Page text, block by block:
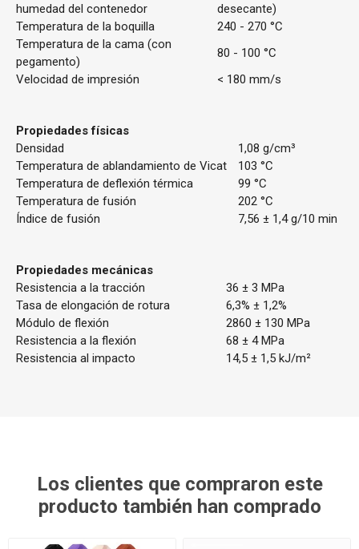
humedad del contenedor
desecante)
Temperatura de la boquilla
240 - 270 °C
Temperatura de la cama (con
pegamento)
80 - 100 °C
Velocidad de impresión
< 180 mm/s
Propiedades físicas
Densidad
1,08 g/cm³
Temperatura de ablandamiento de Vicat
103 °C
Temperatura de deflexión térmica
99 °C
Temperatura de fusión
202 °C
Índice de fusión
7,56 ± 1,4 g/10 min
Propiedades mecánicas
Resistencia a la tracción
36 ± 3 MPa
Tasa de elongación de rotura
6,3% ± 1,2%
Módulo de flexión
2860 ± 130 MPa
Resistencia a la flexión
68 ± 4 MPa
Resistencia al impacto
14,5 ± 1,5 kJ/m²
Los clientes que compraron este
producto también han comprado